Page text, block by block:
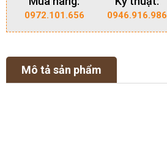
0972.101.656 0946.916.986
Mô tả sản phẩm